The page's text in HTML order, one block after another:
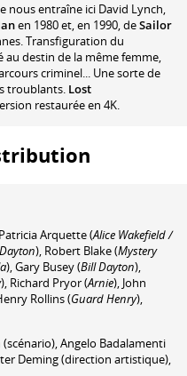
nous entraîne ici David Lynch,
en 1980 et, en 1990, deSailor
Transfiguration du
au destin de la même femme,
criminel... Une sorte de
troublants. Lost
restaurée en 4K.
Patricia Arquette(Alice Wakefield /
), Robert Blake(Mystery
),Gary Busey(Bill Dayton),
), Richard Pryor(Arnie), John
Rollins(Guard Henry),
(scénario),Angelo Badalamenti
Deming(direction artistique),